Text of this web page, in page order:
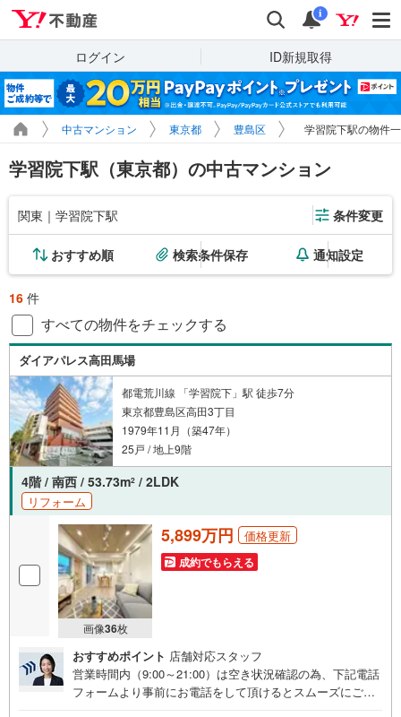
検索 通知
i
ログイン ID新規取得
中古マンション 東京都 豊島区 学習院下駅の物件
学習院下駅（東京都）の中古マンション
関東｜学習院下駅 条件変更
おすすめ順 検索条件保存 通知設定
16 件
すべての物件をチェックする
ダイアパレス高田馬場
都電荒川線 「学習院下」駅 徒歩7分
東京都豊島区高田3丁目
1979年11月（築47年）
25戸 / 地上9階
4階 / 南西 / 53.73m2 / 2LDK
リフォーム
画像36枚
5,899万円 価格更新
成約でもらえる
おすすめポイント 店舗対応スタッフ
営業時間内（9:00～21:00）は空き状況確認の為、下記電話
フォームより事前にお電話をして頂けるとスムーズにご案